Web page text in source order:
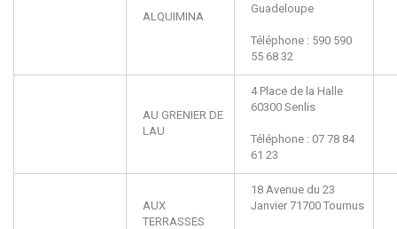
ALQUIMINA
Guadeloupe
Téléphone : 590 590
55 68 32
AU GRENIER DE
LAU
4 Place de la Halle
60300 Senlis
Téléphone : 07 78 84
61 23
AUX
TERRASSES
18 Avenue du 23
Janvier 71700 Tournus